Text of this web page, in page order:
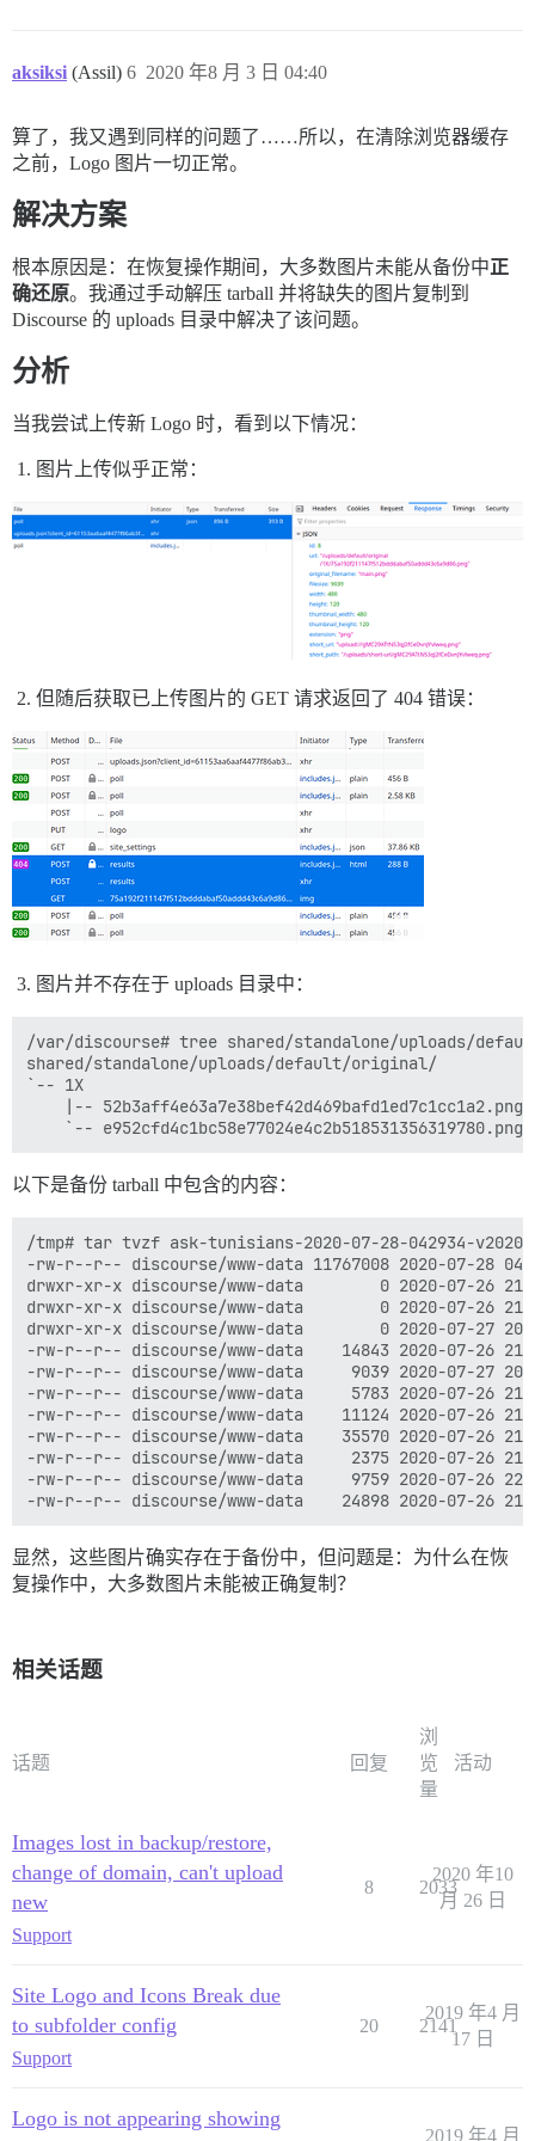
aksiksi (Assil) 2020 年8 月 3 日 04:40
6
算了，我又遇到同样的问题了……所以，在清除浏览器缓存
之前，Logo 图片一切正常。
解决方案
根本原因是：在恢复操作期间，大多数图片未能从备份中正
确还原。我通过手动解压 tarball 并将缺失的图片复制到
Discourse 的 uploads 目录中解决了该问题。
分析
当我尝试上传新 Logo 时，看到以下情况：
图片上传似乎正常：
但随后获取已上传图片的 GET 请求返回了 404 错误：
图片并不存在于 uploads 目录中：
/var/discourse# tree shared/standalone/uploads/
shared/standalone/uploads/default/original/
`-- 1X
    |-- 52b3aff4e63a7e38bef42d469bafd1ed7c1cc1a2.png
以下是备份 tarball 中包含的内容：
/tmp# tar tvzf ask-tunisians-2020-07-28-042934-
-rw-r--r-- discourse/www-data 11767008 2020-07-28
drwxr-xr-x discourse/www-data        0 2020-07-26
drwxr-xr-x discourse/www-data        0 2020-07-26
drwxr-xr-x discourse/www-data        0 2020-07-27
-rw-r--r-- discourse/www-data    14843 2020-07-26
-rw-r--r-- discourse/www-data     9039 2020-07-27
-rw-r--r-- discourse/www-data     5783 2020-07-26
-rw-r--r-- discourse/www-data    11124 2020-07-26
-rw-r--r-- discourse/www-data    35570 2020-07-26
-rw-r--r-- discourse/www-data     2375 2020-07-26
-rw-r--r-- discourse/www-data     9759 2020-07-26
显然，这些图片确实存在于备份中，但问题是：为什么在恢
复操作中，大多数图片未能被正确复制？
相关话题
话题 回复
浏
览
量
活动
Images lost in backup/restore,
change of domain, can't upload
new
Support
8 2033
2020 年10
月 26 日
Site Logo and Icons Break due
to subfolder config
Support
20 2141
2019 年4 月
17 日
Logo is not appearing showing
2019 年4 月